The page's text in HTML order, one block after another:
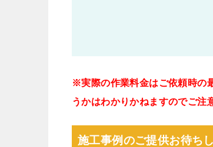
※実際の作業料金はご依頼時の
うかはわかりかねますのでご注
施工事例のご提供お待ち